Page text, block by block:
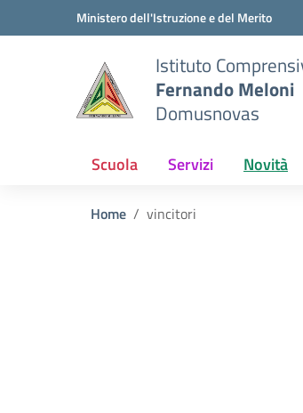
Vai ai contenuti
Vai al menu di navigazioneMinistero dell'Istruzione e del Merito
Istituto
Fernando Meloni
Domusnovas
Scuola Servizi Novità
Home vincitori